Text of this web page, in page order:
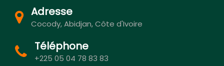
Adresse
Cocody, Abidjan, Côte d'Ivoire
Téléphone
+225 05 04 78 83 83